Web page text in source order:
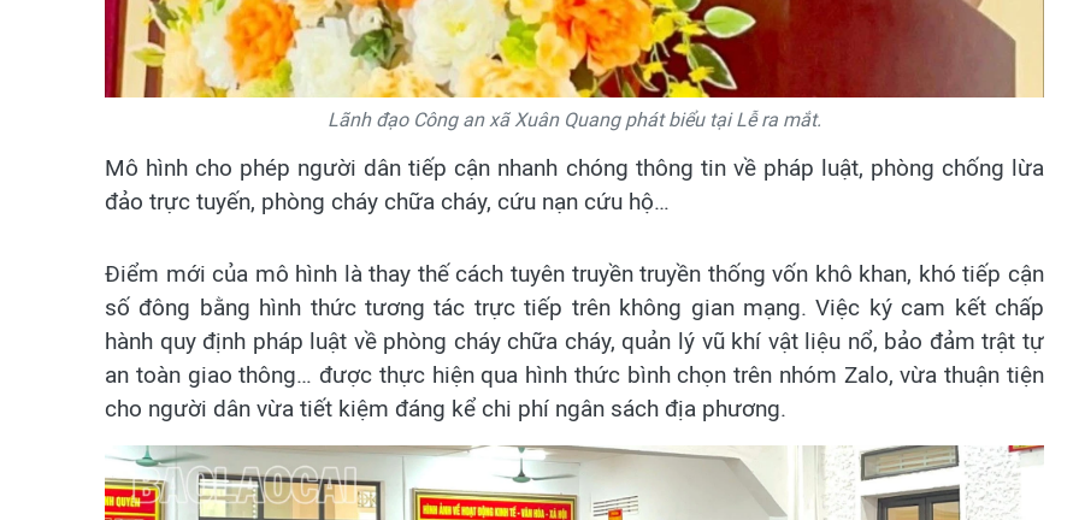
Lãnh đạo Công an xã Xuân Quang phát biểu tại Lễ ra mắt.
Mô hình cho phép người dân tiếp cận nhanh chóng thông tin về pháp luật, phòng chống lừa
đảo trực tuyến, phòng cháy chữa cháy, cứu nạn cứu hộ…
Điểm mới của mô hình là thay thế cách tuyên truyền truyền thống vốn khô khan, khó tiếp cận
số đông bằng hình thức tương tác trực tiếp trên không gian mạng. Việc ký cam kết chấp
hành quy định pháp luật về phòng cháy chữa cháy, quản lý vũ khí vật liệu nổ, bảo đảm trật tự
an toàn giao thông… được thực hiện qua hình thức bình chọn trên nhóm Zalo, vừa thuận tiện
cho người dân vừa tiết kiệm đáng kể chi phí ngân sách địa phương.